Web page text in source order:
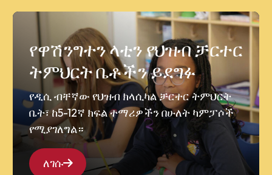
የዋሽንግተን ላቲን የህዝብ ቻርተር
ትምህርት ቤቶችን ይደግፉ
የዲሲ ብቸኛው የህዝብ ክላሲካል ቻርተር ትምህርት
ቤት፣ ከ5-12ኛ ክፍል ተማሪዎችን በሁለት ካምፓሶች
የሚያገለግል።
ለገሱ